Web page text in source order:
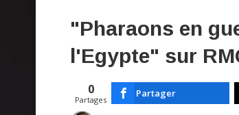
"Pharaons en
l'Egypte" sur
0
Partages
Partager